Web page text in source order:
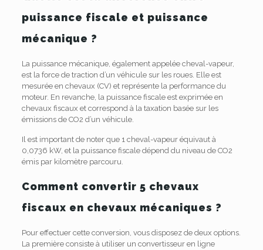
puissance fiscale et puissance
mécanique ?
La puissance mécanique, également appelée cheval-vapeur,
est la force de traction d’un véhicule sur les roues. Elle est
mesurée en chevaux (CV) et représente la performance du
moteur. En revanche, la puissance fiscale est exprimée en
chevaux fiscaux et correspond à la taxation basée sur les
émissions de CO2 d’un véhicule.
Il est important de noter que 1 cheval-vapeur équivaut à
0,0736 kW, et la puissance fiscale dépend du niveau de CO2
émis par kilomètre parcouru.
Comment convertir 5 chevaux
fiscaux en chevaux mécaniques ?
Pour effectuer cette conversion, vous disposez de deux options.
La première consiste à utiliser un convertisseur en ligne